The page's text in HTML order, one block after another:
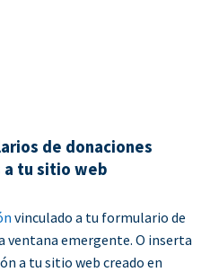
de donaciones
tu sitio web
vinculado a tu formulario de
ventana emergente. O inserta
a tu sitio web creado en